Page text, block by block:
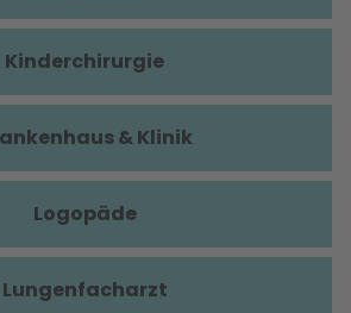
Kinderchirurgie
& Klinik
Logopäde
Lungenfacharzt